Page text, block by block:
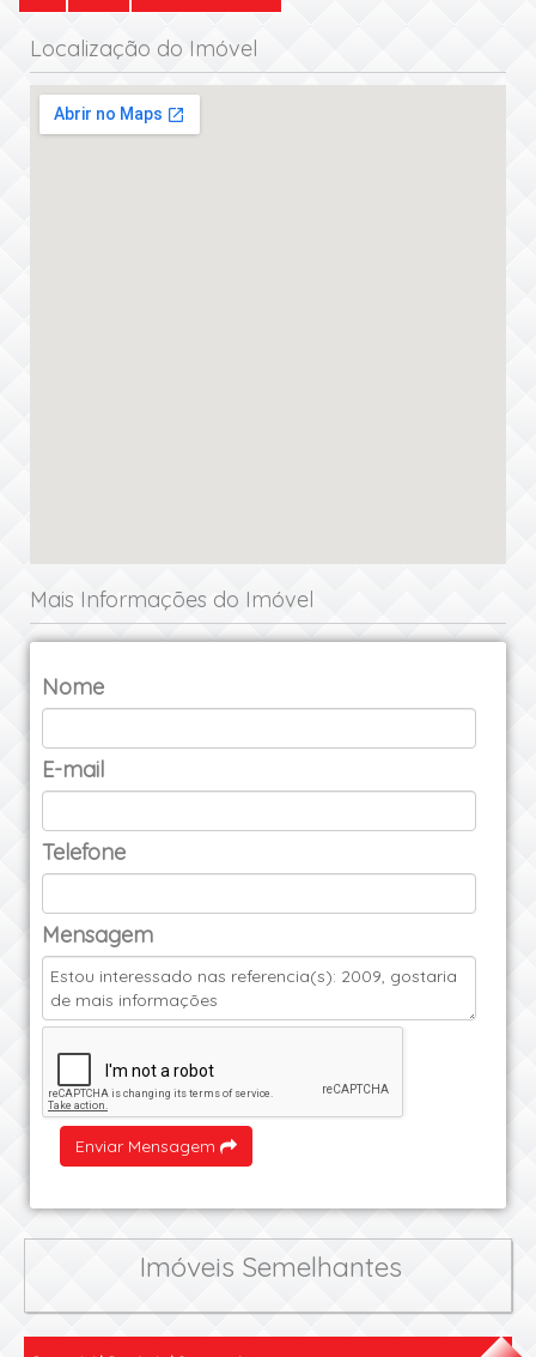
Localização do Imóvel
Mais Informações do Imóvel
Nome
E-mail
Telefone
Mensagem
Enviar Mensagem
Imóveis Semelhantes